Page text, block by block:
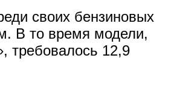
своих бензиновых
В то время модели,
требовалось 12,9